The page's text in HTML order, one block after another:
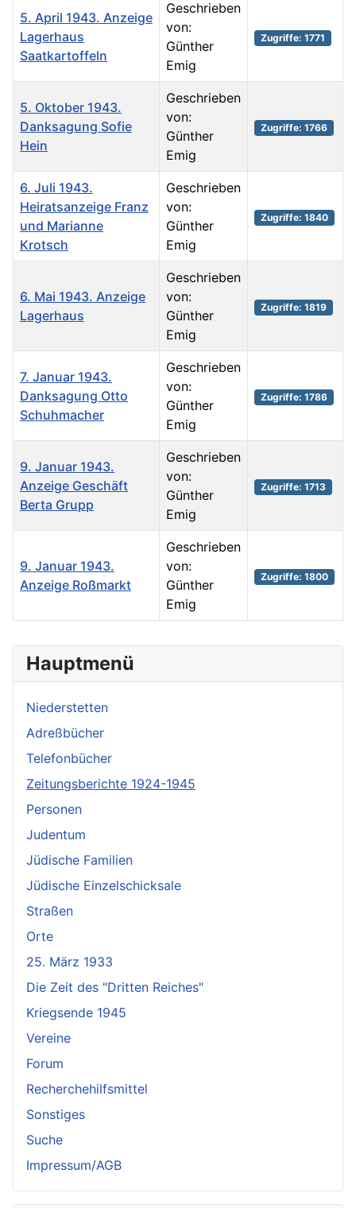
5. April 1943. Anzeige
Lagerhaus
Saatkartoffeln
Geschrieben
von:
Günther
Emig
Zugriffe: 1771
5. Oktober 1943.
Danksagung Sofie
Hein
Geschrieben
von:
Günther
Emig
Zugriffe: 1766
6. Juli 1943.
Heiratsanzeige Franz
und Marianne
Krotsch
Geschrieben
von:
Günther
Emig
Zugriffe: 1840
6. Mai 1943. Anzeige
Lagerhaus
Geschrieben
von:
Günther
Emig
Zugriffe: 1819
7. Januar 1943.
Danksagung Otto
Schuhmacher
Geschrieben
von:
Günther
Emig
Zugriffe: 1786
9. Januar 1943.
Anzeige Geschäft
Berta Grupp
Geschrieben
von:
Günther
Emig
Zugriffe: 1713
9. Januar 1943.
Anzeige Roßmarkt
Geschrieben
von:
Günther
Emig
Zugriffe: 1800
Hauptmenü
Niederstetten
Adreßbücher
Telefonbücher
Zeitungsberichte 1924-1945
Personen
Judentum
Jüdische Familien
Jüdische Einzelschicksale
Straßen
Orte
25. März 1933
Die Zeit des "Dritten Reiches"
Kriegsende 1945
Vereine
Forum
Recherchehilfsmittel
Sonstiges
Suche
Impressum/AGB